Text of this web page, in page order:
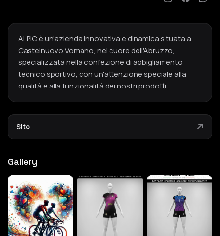
ALPIC è un'azienda innovativa e dinamica situata a
Castelnuovo Vomano, nel cuore dell'Abruzzo,
specializzata nella confezione di abbigliamento
tecnico sportivo, con un'attenzione speciale alla
qualità e alla funzionalità dei nostri prodotti.
Sito
Gallery